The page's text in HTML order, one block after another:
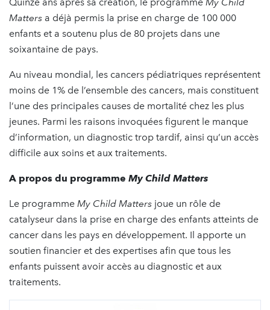
Matters a déjà permis la prise en charge de 100 000
enfants et a soutenu plus de 80 projets dans une
soixantaine de pays.
Au niveau mondial, les cancers pédiatriques représentent
moins de 1% de l’ensemble des cancers, mais constituent
l’une des principales causes de mortalité chez les plus
jeunes. Parmi les raisons invoquées figurent le manque
d’information, un diagnostic trop tardif, ainsi qu’un accès
difficile aux soins et aux traitements.
A propos du programme My Child Matters
Le programme My Child Matters joue un rôle de
catalyseur dans la prise en charge des enfants atteints de
cancer dans les pays en développement. Il apporte un
soutien financier et des expertises afin que tous les
enfants puissent avoir accès au diagnostic et aux
traitements.